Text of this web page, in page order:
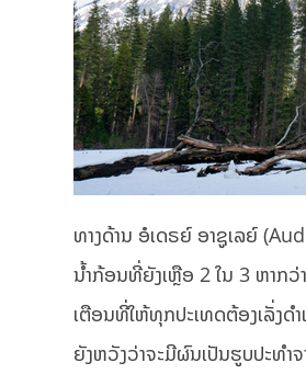
ທາງດ້ານ ອໍເດຣຍ໌ ອາຊູເລຍ໌
ນ້ຳກ້ອນທີ່ຍັງເຫຼືອ 2 ໃນ 3 ຫາກ
ເຕືອນທີ່ໃຫ້ທຸກປະເທດຕ້ອງເລັ່ງ
ຍັງຫວັງວ່າຈະມີຜົນເປັນຮູບປະທໍາ